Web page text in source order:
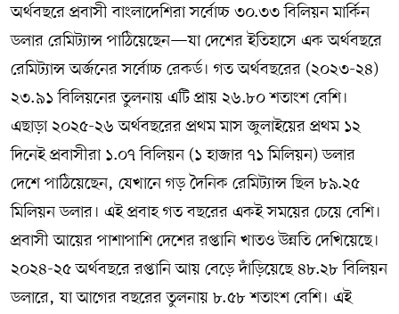
অর্থবছরে প্রবাসী বাংলাদেশিরা সর্বোচ্চ ৩০.৩৩ বিলিয়ন মার্কিন
ডলার রেমিট্যান্স পাঠিয়েছেন—যা দেশের ইতিহাসে এক অর্থবছরে
রেমিট্যান্স অর্জনের সর্বোচ্চ রেকর্ড। গত অর্থবছরের (২০২৩-২৪)
২৩.৯১ বিলিয়নের তুলনায় এটি প্রায় ২৬.৮০ শতাংশ বেশি।
এছাড়া ২০২৫-২৬ অর্থবছরের প্রথম মাস জুলাইয়ের প্রথম ১২
দিনেই প্রবাসীরা ১.০৭ বিলিয়ন (১ হাজার ৭১ মিলিয়ন) ডলার
দেশে পাঠিয়েছেন, যেখানে গড় দৈনিক রেমিট্যান্স ছিল ৮৯.২৫
মিলিয়ন ডলার। এই প্রবাহ গত বছরের একই সময়ের চেয়ে বেশি।
প্রবাসী আয়ের পাশাপাশি দেশের রপ্তানি খাতও উন্নতি দেখিয়েছে।
২০২৪-২৫ অর্থবছরে রপ্তানি আয় বেড়ে দাঁড়িয়েছে ৪৮.২৮ বিলিয়ন
ডলারে, যা আগের বছরের তুলনায় ৮.৫৮ শতাংশ বেশি। এই